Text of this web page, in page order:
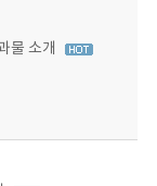
물 소개